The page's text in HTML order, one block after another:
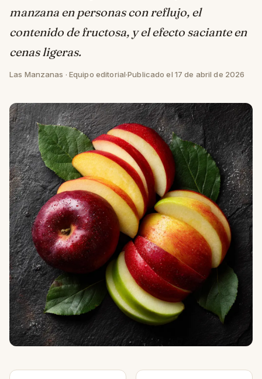
manzana en personas con reflujo, el
contenido de fructosa, y el efecto saciante en
cenas ligeras.
Las Manzanas · Equipo editorial·Publicado el 17 de abril de 2026